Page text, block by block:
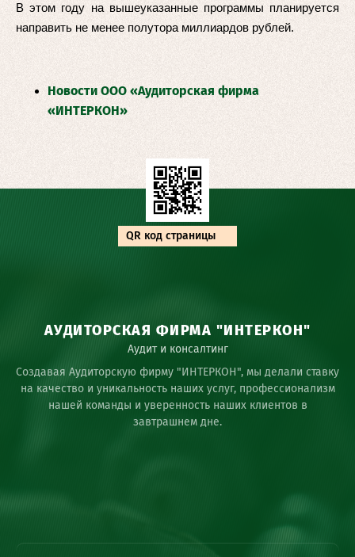
В этом году на вышеуказанные программы планируется
направить не менее полутора миллиардов рублей.
Новости ООО «Аудиторская фирма
«ИНТЕРКОН»
QR код страницы
АУДИТОРСКАЯ ФИРМА "ИНТЕРКОН"
Аудит и консалтинг
Создавая Аудиторскую фирму "ИНТЕРКОН", мы делали ставку
на качество и уникальность наших услуг, профессионализм
нашей команды и уверенность наших клиентов в
завтрашнем дне.